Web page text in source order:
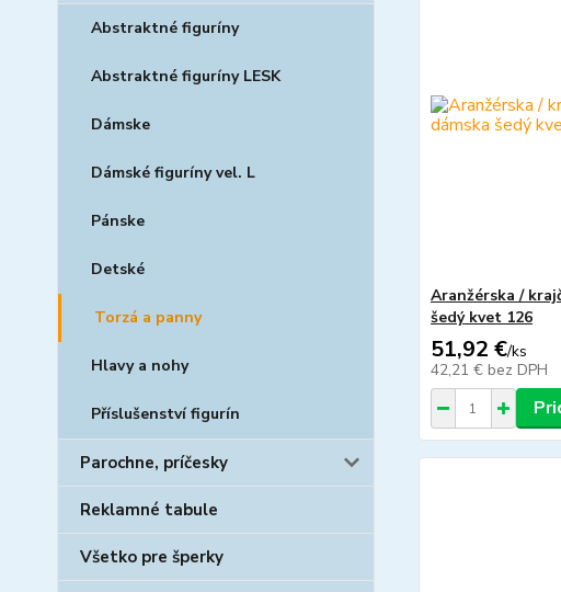
Abstraktné figuríny
Abstraktné figuríny LESK
Dámske
Dámské figuríny vel. L
Pánske
Detské
Torzá a panny
Hlavy a nohy
Příslušenství figurín
Parochne, príčesky
Reklamné tabule
Všetko pre šperky
Aranžérska /
šedý kvet 126
51,92 €/ks
42,21 € bez DPH